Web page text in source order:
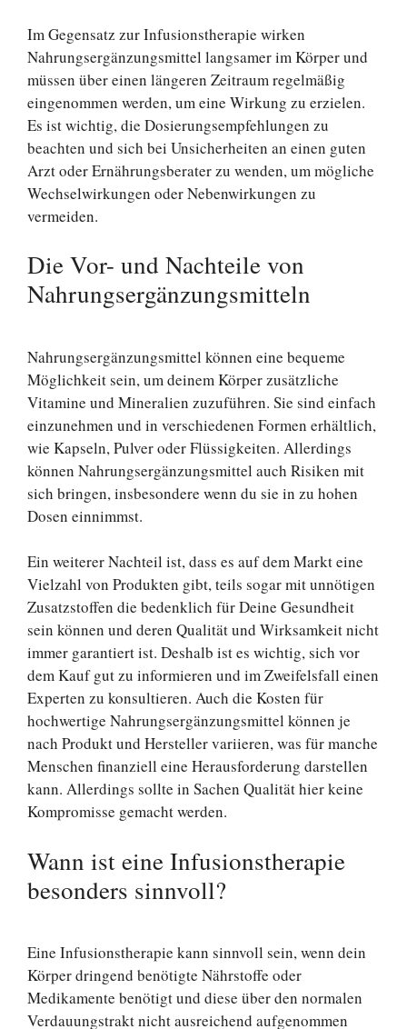
Im Gegensatz zur Infusionstherapie wirken
Nahrungsergänzungsmittel langsamer im Körper und
müssen über einen längeren Zeitraum regelmäßig
eingenommen werden, um eine Wirkung zu erzielen.
Es ist wichtig, die Dosierungsempfehlungen zu
beachten und sich bei Unsicherheiten an einen guten
Arzt oder Ernährungsberater zu wenden, um mögliche
Wechselwirkungen oder Nebenwirkungen zu
vermeiden.
Die Vor- und Nachteile von
Nahrungsergänzungsmitteln
Nahrungsergänzungsmittel können eine bequeme
Möglichkeit sein, um deinem Körper zusätzliche
Vitamine und Mineralien zuzuführen. Sie sind einfach
einzunehmen und in verschiedenen Formen erhältlich,
wie Kapseln, Pulver oder Flüssigkeiten. Allerdings
können Nahrungsergänzungsmittel auch Risiken mit
sich bringen, insbesondere wenn du sie in zu hohen
Dosen einnimmst.
Ein weiterer Nachteil ist, dass es auf dem Markt eine
Vielzahl von Produkten gibt, teils sogar mit unnötigen
Zusatzstoffen die bedenklich für Deine Gesundheit
sein können und deren Qualität und Wirksamkeit nicht
immer garantiert ist. Deshalb ist es wichtig, sich vor
dem Kauf gut zu informieren und im Zweifelsfall einen
Experten zu konsultieren. Auch die Kosten für
hochwertige Nahrungsergänzungsmittel können je
nach Produkt und Hersteller variieren, was für manche
Menschen finanziell eine Herausforderung darstellen
kann. Allerdings sollte in Sachen Qualität hier keine
Kompromisse gemacht werden.
Wann ist eine Infusionstherapie
besonders sinnvoll?
Eine Infusionstherapie kann sinnvoll sein, wenn dein
Körper dringend benötigte Nährstoffe oder
Medikamente benötigt und diese über den normalen
Verdauungstrakt nicht ausreichend aufgenommen